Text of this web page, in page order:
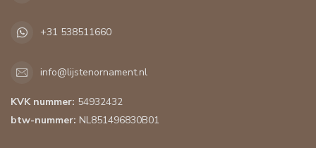
+31 538511660
info@lijstenornament.nl
KVK nummer: 54932432
btw-nummer: NL851496830B01